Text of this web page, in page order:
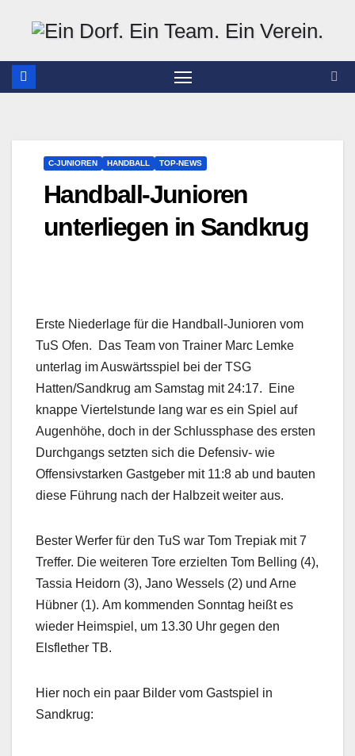
springen
C-JUNIOREN HANDBALL TOP-NEWS
Handball-Junioren
unterliegen in Sandkrug
Erste Niederlage für die Handball-Junioren vom
TuS Ofen. Das Team von Trainer Marc Lemke
unterlag im Auswärtsspiel bei der TSG
Hatten/Sandkrug am Samstag mit 24:17. Eine
knappe Viertelstunde lang war es ein Spiel auf
Augenhöhe, doch in der Schlussphase des ersten
Durchgangs setzten sich die Defensiv- wie
Offensivstarken Gastgeber mit 11:8 ab und bauten
diese Führung nach der Halbzeit weiter aus.
Bester Werfer für den TuS war Tom Trepiak mit 7
Treffer. Die weiteren Tore erzielten Tom Belling (4),
Tassia Heidorn (3), Jano Wessels (2) und Arne
Hübner (1). Am kommenden Sonntag heißt es
wieder Heimspiel, um 13.30 Uhr gegen den
Elsflether TB.
Hier noch ein paar Bilder vom Gastspiel in
Sandkrug: